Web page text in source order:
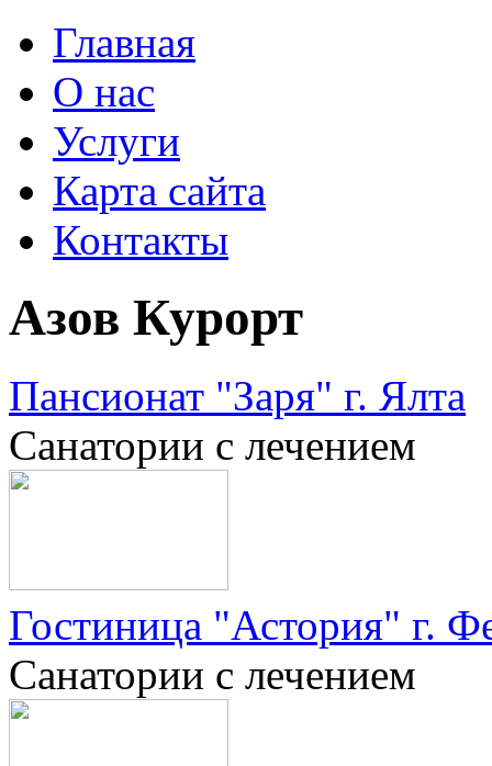
Главная
О нас
Услуги
Карта сайта
Контакты
Азов Курорт
Пансионат "Заря" г. Ялта
Санатории с лечением
Гостиница "Астория" г.
Санатории с лечением